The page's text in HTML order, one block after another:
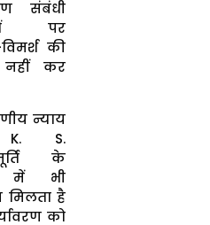
संबंधी
पर
की
नहीं कर
न्याय
S.
के
में भी
मिलता है
को